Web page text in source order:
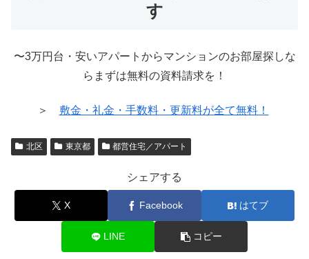
す
〜3万円台・安いアパートからマンションのお部屋探しな
らまずは無料の資料請求を！
＞ 敷金・礼金・手数料・更新料が全て無料！
北区 東京都 都営住宅／アパート
シェアする
X Facebook はてブ
LINE コピー